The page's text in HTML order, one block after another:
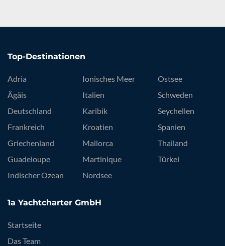
Top-Destinationen
Adria
Ägäis
Deutschland
Frankreich
Griechenland
Guadeloupe
Indischer Ozean
Ionisches Meer
Italien
Karibik
Kroatien
Mallorca
Martinique
Nordsee
Ostsee
Schweden
Seychellen
Spanien
Thailand
Türkei
1a Yachtcharter GmbH
Startseite
Das Team